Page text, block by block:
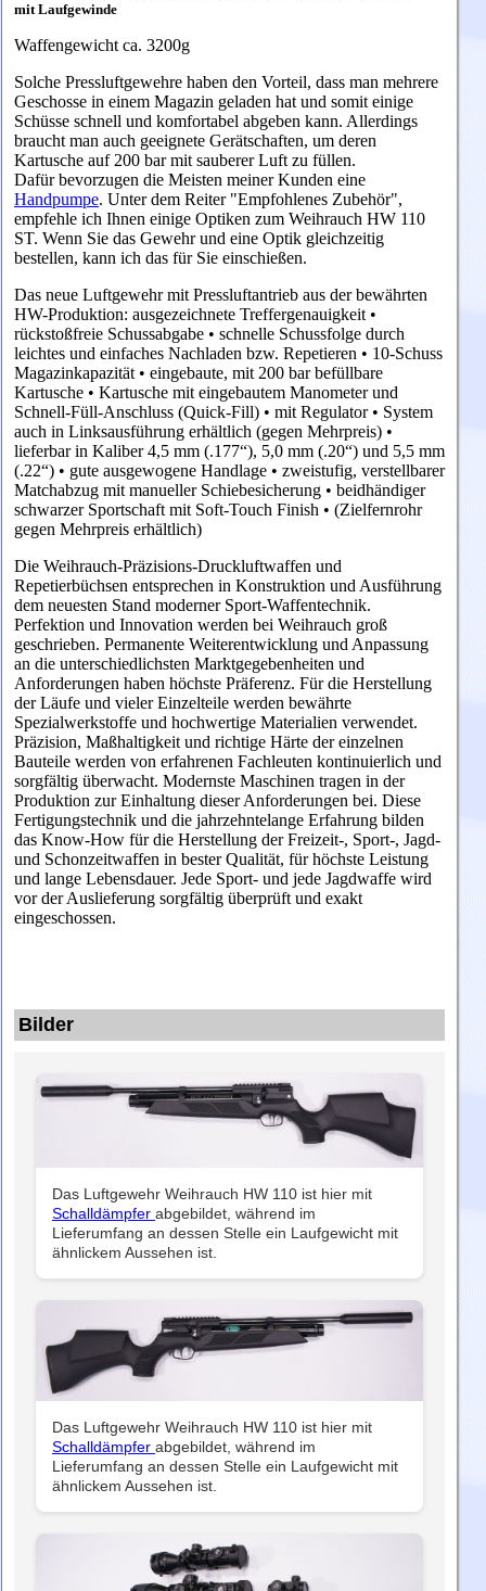
mit Laufgewinde
Waffengewicht ca. 3200g
Solche Pressluftgewehre haben den Vorteil, dass man mehrere
Geschosse in einem Magazin geladen hat und somit einige
Schüsse schnell und komfortabel abgeben kann. Allerdings
braucht man auch geeignete Gerätschaften, um deren
Kartusche auf 200 bar mit sauberer Luft zu füllen.
Dafür bevorzugen die Meisten meiner Kunden eine
Handpumpe. Unter dem Reiter "Empfohlenes Zubehör",
empfehle ich Ihnen einige Optiken zum Weihrauch HW 110
ST. Wenn Sie das Gewehr und eine Optik gleichzeitig
bestellen, kann ich das für Sie einschießen.
Das neue Luftgewehr mit Pressluftantrieb aus der bewährten
HW-Produktion: ausgezeichnete Treffergenauigkeit •
rückstoßfreie Schussabgabe • schnelle Schussfolge durch
leichtes und einfaches Nachladen bzw. Repetieren • 10-Schuss
Magazinkapazität • eingebaute, mit 200 bar befüllbare
Kartusche • Kartusche mit eingebautem Manometer und
Schnell-Füll-Anschluss (Quick-Fill) • mit Regulator • System
auch in Linksausführung erhältlich (gegen Mehrpreis) •
lieferbar in Kaliber 4,5 mm (.177“), 5,0 mm (.20“) und 5,5 mm
(.22“) • gute ausgewogene Handlage • zweistufig, verstellbarer
Matchabzug mit manueller Schiebesicherung • beidhändiger
schwarzer Sportschaft mit Soft-Touch Finish • (Zielfernrohr
gegen Mehrpreis erhältlich)
Die Weihrauch-Präzisions-Druckluftwaffen und
Repetierbüchsen entsprechen in Konstruktion und Ausführung
dem neuesten Stand moderner Sport-Waffentechnik.
Perfektion und Innovation werden bei Weihrauch groß
geschrieben. Permanente Weiterentwicklung und Anpassung
an die unterschiedlichsten Marktgegebenheiten und
Anforderungen haben höchste Präferenz. Für die Herstellung
der Läufe und vieler Einzelteile werden bewährte
Spezialwerkstoffe und hochwertige Materialien verwendet.
Präzision, Maßhaltigkeit und richtige Härte der einzelnen
Bauteile werden von erfahrenen Fachleuten kontinuierlich und
sorgfältig überwacht. Modernste Maschinen tragen in der
Produktion zur Einhaltung dieser Anforderungen bei. Diese
Fertigungstechnik und die jahrzehntelange Erfahrung bilden
das Know-How für die Herstellung der Freizeit-, Sport-, Jagd-
und Schonzeitwaffen in bester Qualität, für höchste Leistung
und lange Lebensdauer. Jede Sport- und jede Jagdwaffe wird
vor der Auslieferung sorgfältig überprüft und exakt
eingeschossen.
Bilder
Das Luftgewehr Weihrauch HW 110 ist hier mit
Schalldämpfer abgebildet, während im
Lieferumfang an dessen Stelle ein Laufgewicht mit
ähnlickem Aussehen ist.
Das Luftgewehr Weihrauch HW 110 ist hier mit
Schalldämpfer abgebildet, während im
Lieferumfang an dessen Stelle ein Laufgewicht mit
ähnlickem Aussehen ist.